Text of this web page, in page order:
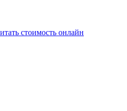
стоимость онлайн